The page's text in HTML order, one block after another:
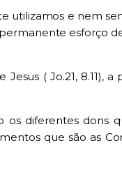
utilizamos e nem
esforço
Jesus ( Jo.21, 8.11),
os diferentes dons
que são as